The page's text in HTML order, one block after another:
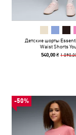
Детские шорты
Waist Shorts
540,00 ₴ 1
-50%